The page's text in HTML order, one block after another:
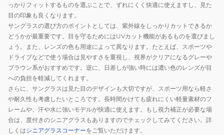
っかりフィットするものを選ぶことで、ずれにくく快適に使えますし、見た
目の印象も良くなります。
サングラスの選び方のポイントとしては、紫外線をしっかりカットできるか
どうかが最重要です。目を守るためにはUVカット機能があるものを選びまし
ょう。また、レンズの色も用途によって異なります。たとえば、スポーツや
ドライブなどで使う場合は見やすさを重視し、視界がクリアになるグレーや
ブラウン系がおすすめです。逆に、日差しが強い時には濃い色のレンズが目
への負担を軽減してくれます。
さらに、サングラスは見た目のデザインも大切ですが、スポーツ用なら軽さ
や耐久性も考慮したいところです。長時間かけても疲れにくい軽量素材のフ
レームや、汗や水に強いモデルが快適に使えます。もし視力補正が必要な場
合は、度付きのシニアグラスもありますのでチェックしてみてください。詳
しくはシニアグラスコーナーをご覧いただけます。